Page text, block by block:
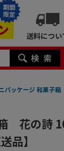
期間
限定
送料につい
パッケージ 和菓子
花の詩
品】